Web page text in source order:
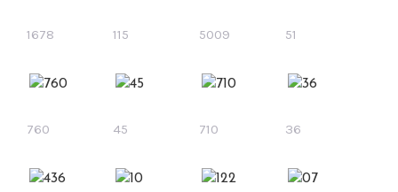
1678 115 5009 51
760 45 710 36